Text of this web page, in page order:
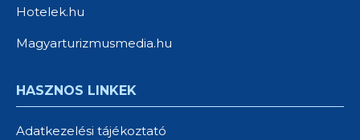
Hotelek.hu
Magyarturizmusmedia.hu
HASZNOS LINKEK
Adatkezelési tájékoztató